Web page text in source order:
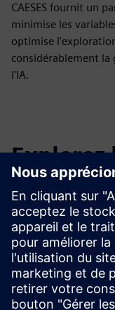
CAESES fournit un
minimise les
optimise
considérablement
l'IA.
Explorez
les
Téléchargez CAESES